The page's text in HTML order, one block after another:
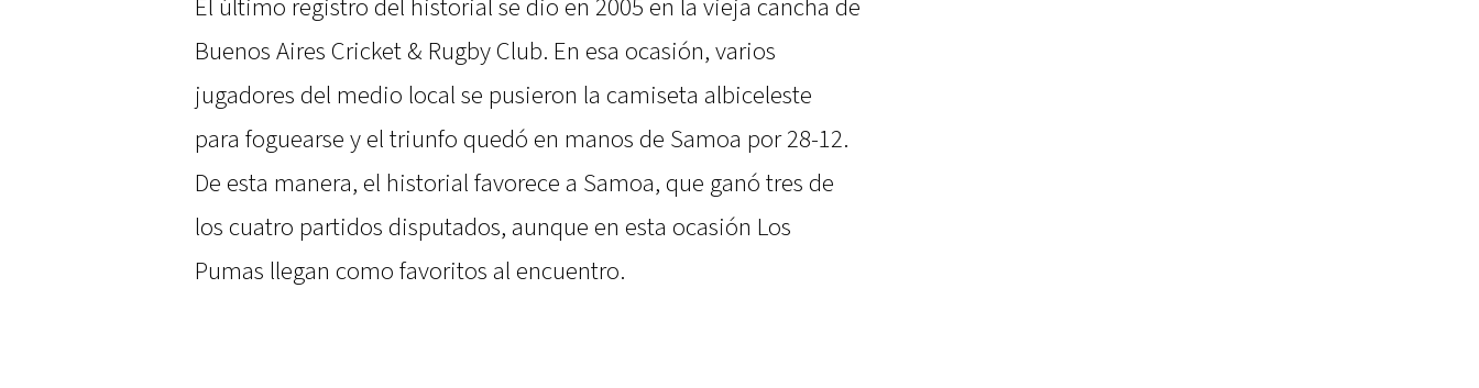
El último registro del historial se dio en 2005 en la vieja cancha de
Buenos Aires Cricket & Rugby Club. En esa ocasión, varios
jugadores del medio local se pusieron la camiseta albiceleste
para foguearse y el triunfo quedó en manos de Samoa por 28-12.
De esta manera, el historial favorece a Samoa, que ganó tres de
los cuatro partidos disputados, aunque en esta ocasión Los
Pumas llegan como favoritos al encuentro.